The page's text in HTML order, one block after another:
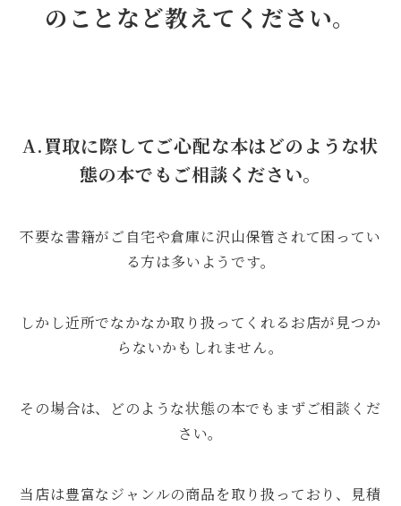
のことなど教えてください。
A.買取に際してご心配な本はどのような状
態の本でもご相談ください。
不要な書籍がご自宅や倉庫に沢山保管されて困ってい
る方は多いようです。
しかし近所でなかなか取り扱ってくれるお店が見つか
らないかもしれません。
その場合は、どのような状態の本でもまずご相談くだ
さい。
当店は豊富なジャンルの商品を取り扱っており、見積